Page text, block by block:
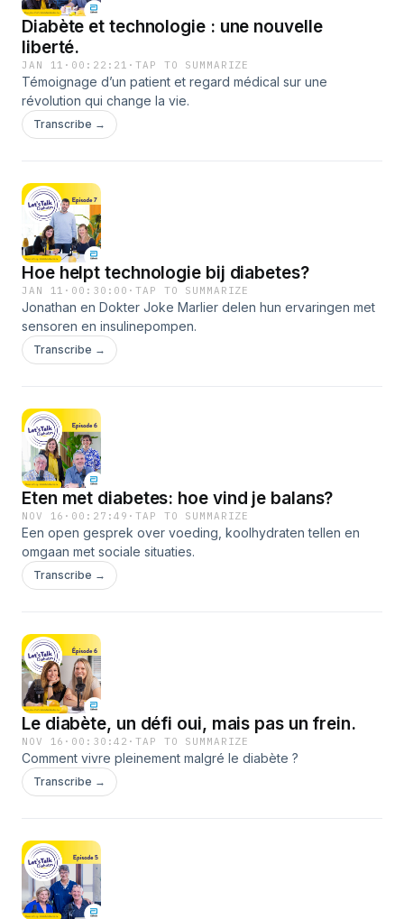
Diabète et technologie : une nouvelle
liberté.
JAN 11 · 00:22:21 ·TAP TO SUMMARIZE
Témoignage d’un patient et regard médical sur une
révolution qui change la vie.
Transcribe →
Hoe helpt technologie bij diabetes?
JAN 11 · 00:30:00 ·TAP TO SUMMARIZE
Jonathan en Dokter Joke Marlier delen hun ervaringen met
sensoren en insulinepompen.
Transcribe →
Eten met diabetes: hoe vind je balans?
NOV 16 · 00:27:49 ·TAP TO SUMMARIZE
Een open gesprek over voeding, koolhydraten tellen en
omgaan met sociale situaties.
Transcribe →
Le diabète, un défi oui, mais pas un frein.
NOV 16 · 00:30:42 ·TAP TO SUMMARIZE
Comment vivre pleinement malgré le diabète ?
Transcribe →